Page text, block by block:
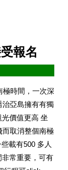
報名
極時間，一次深
亞島擁有有獨
價值更高 坐
取消整個南極
載有500 多人
常重要，可有